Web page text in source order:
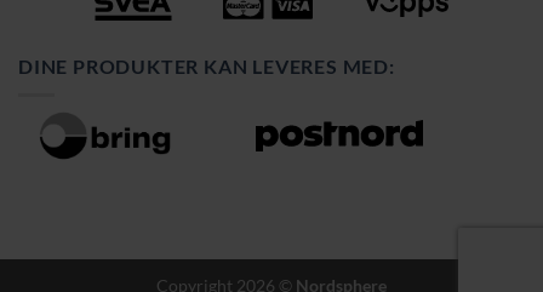
DINE PRODUKTER KAN LEVERES MED:
Copyright 2026 © Nordsphere